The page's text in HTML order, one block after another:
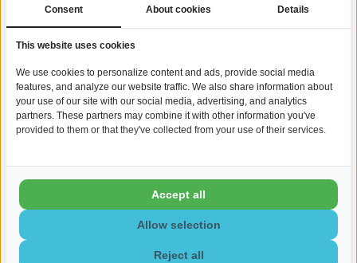
Gerelateerde producten
Consent About cookies Details
This website uses cookies
We use cookies to personalize content and ads, provide social media
features, and analyze our website traffic. We also share information about
your use of our site with our social media, advertising, and analytics
partners. These partners may combine it with other information you've
provided to them or that they've collected from your use of their services.
Reject all
Allow selection
Accept all